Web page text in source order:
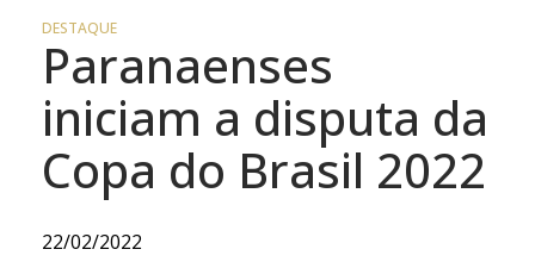
DESTAQUE
Paranaenses
iniciam a disputa da
Copa do Brasil 2022
22/02/2022